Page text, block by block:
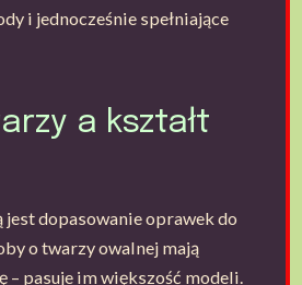
i jednocześnie spełniające
a kształt
jest dopasowanie oprawek do
o twarzy owalnej mają
– pasuje im większość modeli.